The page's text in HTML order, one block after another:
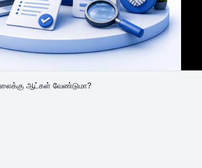
ஆட்கள் வேண்டுமா?